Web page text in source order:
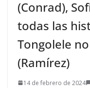
(Conrad),
todas las
Tongolele
(Ramírez)
14 de febrero de 2024